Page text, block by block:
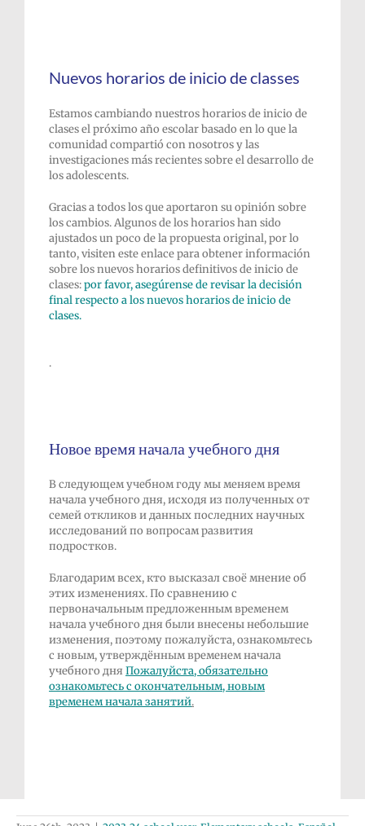
Nuevos horarios de inicio de classes
Estamos cambiando nuestros horarios de inicio de
clases el próximo año escolar basado en lo que la
comunidad compartió con nosotros y las
investigaciones más recientes sobre el desarrollo de
los adolescents.
Gracias a todos los que aportaron su opinión sobre
los cambios. Algunos de los horarios han sido
ajustados un poco de la propuesta original, por lo
tanto, visiten este enlace para obtener información
sobre los nuevos horarios definitivos de inicio de
clases:por favor, asegúrense de revisar la decisión
final respecto a los nuevos horarios de inicio de
clases.
.
Новое время начала учебного дня
В следующем учебном году мы меняем время
начала учебного дня, исходя из полученных от
семей откликов и данных последних научных
исследований по вопросам развития
подростков.
Благодарим всех, кто высказал своё мнение об
этих изменениях. По сравнению с
первоначальным предложенным временем
начала учебного дня были внесены небольшие
изменения, поэтому пожалуйста, ознакомьтесь
с новым, утверждённым временем начала
учебного дня Пожалуйста, обязательно
ознакомьтесь с окончательным, новым
временем начала занятий.